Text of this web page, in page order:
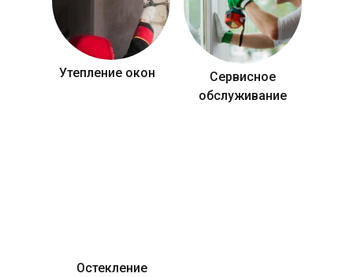
Утепление окон
Сервисное
обслуживание
Остекление